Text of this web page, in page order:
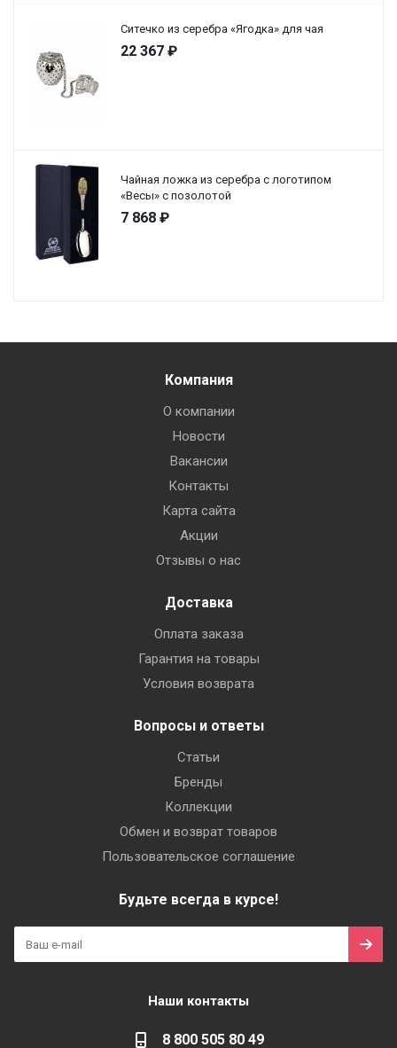
Ситечко из серебра «Ягодка» для чая
22 367 ₽
Чайная ложка из серебра с логотипом
«Весы» с позолотой
7 868 ₽
Компания
О компании
Новости
Вакансии
Контакты
Карта сайта
Акции
Отзывы о нас
Доставка
Оплата заказа
Гарантия на товары
Условия возврата
Вопросы и ответы
Статьи
Бренды
Коллекции
Обмен и возврат товаров
Пользовательское соглашение
Будьте всегда в курсе!
Наши контакты
8 800 505 80 49